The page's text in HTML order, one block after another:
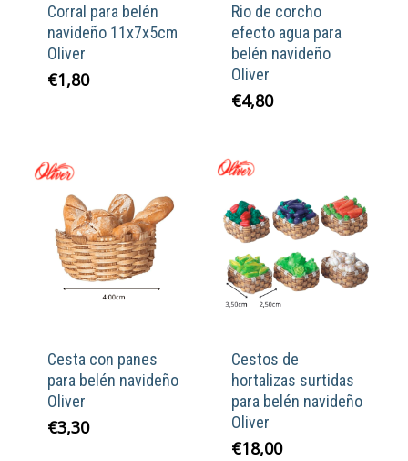
Corral para belén
navideño 11x7x5cm
Oliver
€1,80
Rio de corcho
efecto agua para
belén navideño
Oliver
€4,80
Cesta con panes
para belén navideño
Oliver
€3,30
Cestos de
hortalizas surtidas
para belén navideño
Oliver
€18,00